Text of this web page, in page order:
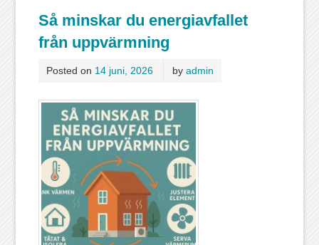
Så minskar du energiavfallet
från uppvärmning
Posted on 14 juni, 2026 by admin